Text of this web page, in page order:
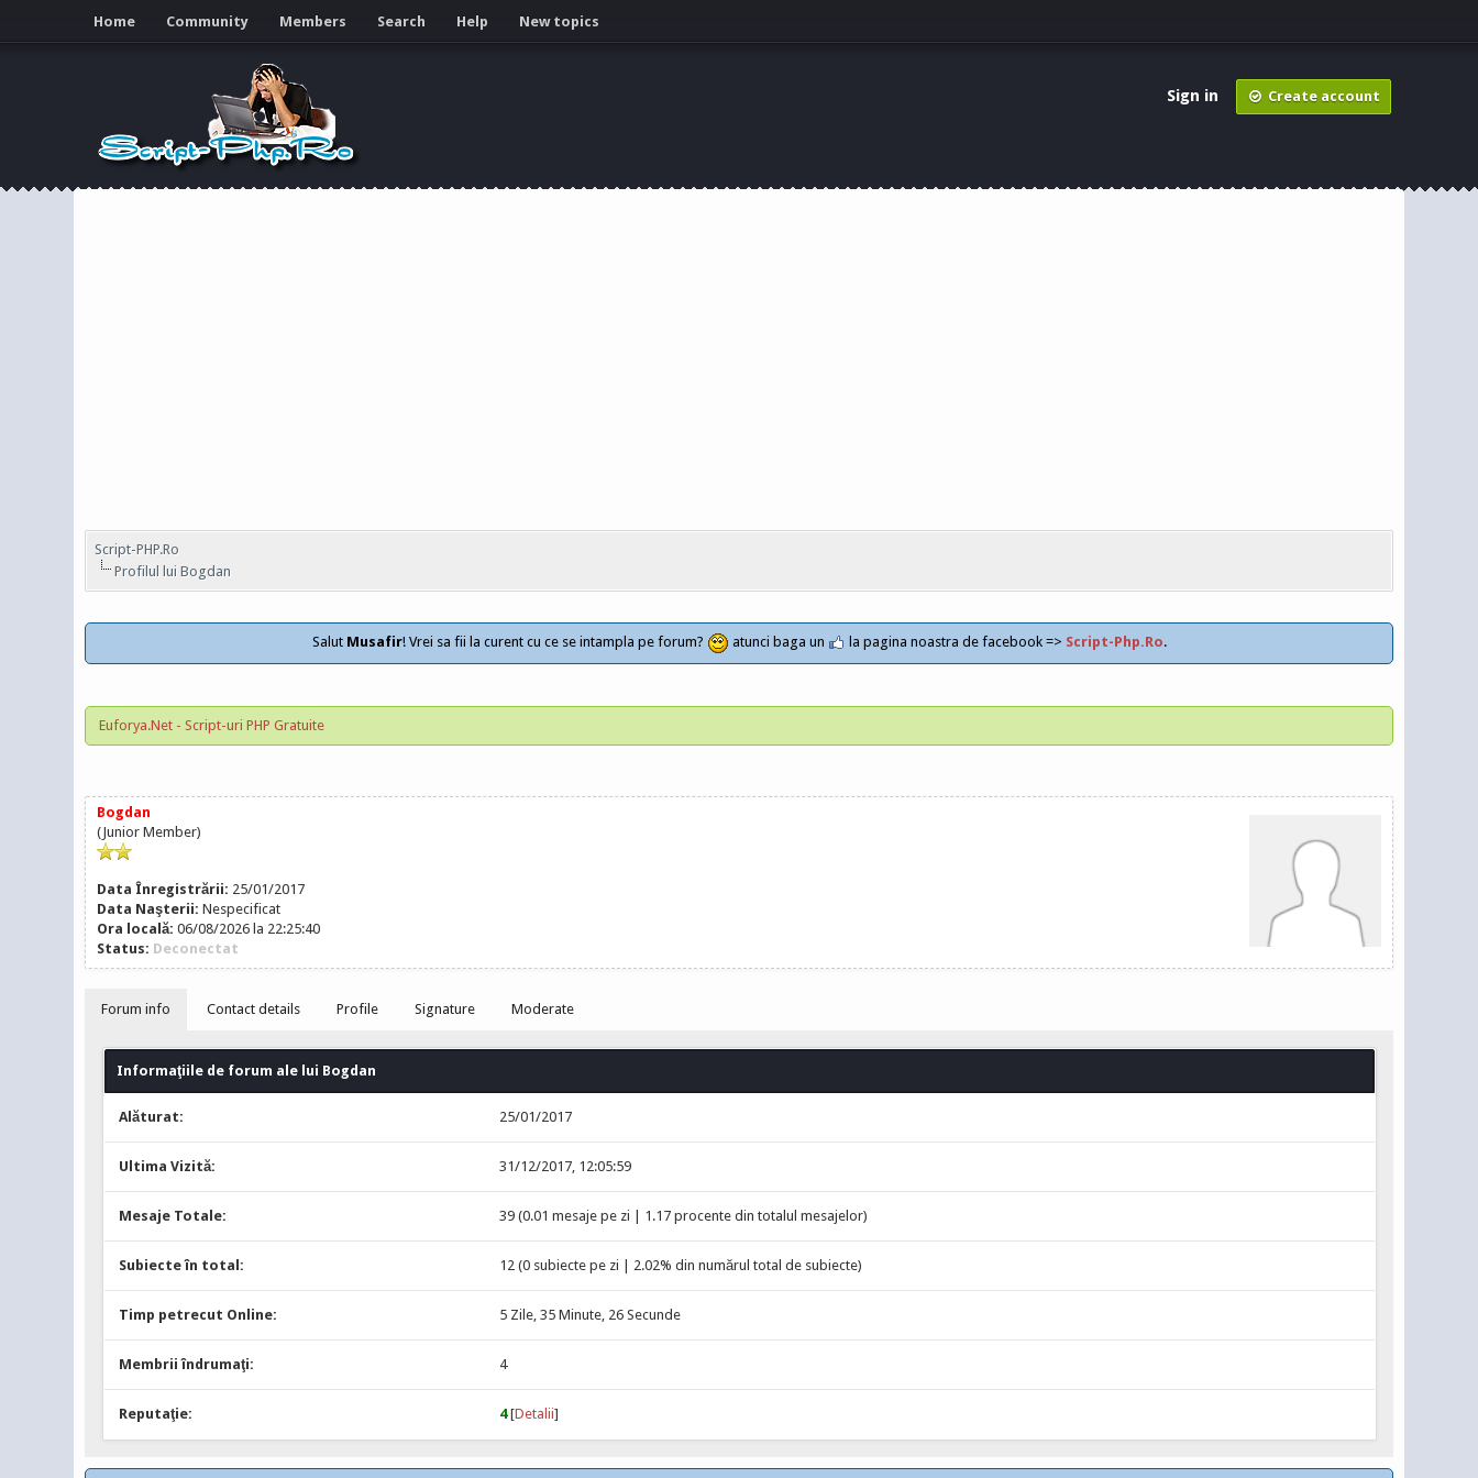
Home Community Members Search Help New topics
Sign in Create account
Script-PHP.Ro
Profilul lui Bogdan
Salut Musafir! Vrei sa fii la curent cu ce se intampla pe forum? atunci baga un la pagina noastra de facebook => Script-Php.Ro.
Euforya.Net - Script-uri PHP Gratuite
Bogdan
(Junior Member)
Data Înregistrării: 25/01/2017
Data Naşterii: Nespecificat
Ora locală: 06/08/2026 la 22:25:40
Status: Deconectat
Forum info Contact details Profile Signature Moderate
Informaţiile de forum ale lui Bogdan
Alăturat: 25/01/2017
Ultima Vizită: 31/12/2017, 12:05:59
Mesaje Totale: 39 (0.01 mesaje pe zi | 1.17 procente din totalul mesajelor)
Subiecte în total: 12 (0 subiecte pe zi | 2.02% din numărul total de subiecte)
Timp petrecut Online: 5 Zile, 35 Minute, 26 Secunde
Membrii îndrumaţi: 4
Reputaţie: 4 [Detalii]